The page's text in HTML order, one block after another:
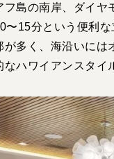
フ島の南岸、ダイ
〜15分という便利
が多く、海沿いには
なハワイアンスタイ